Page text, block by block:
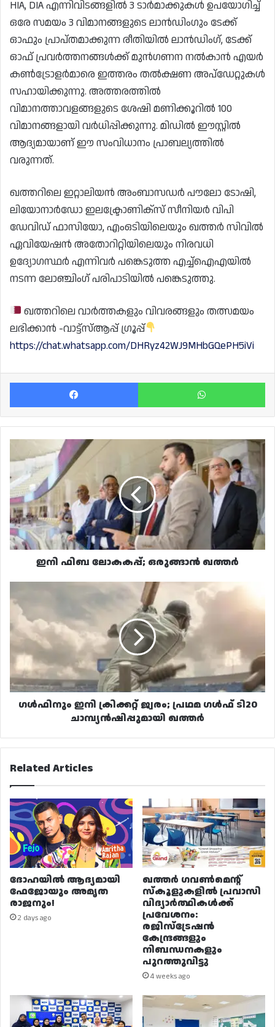
HIA, DIA എന്നിവിടങ്ങളിൽ 3 ടാർമാക്കുകൾ ഉപയോഗിച്ച്
ഒരേ സമയം 3 വിമാനങ്ങളുടെ ലാൻഡിംഗും ടേക്ക്
ഓഫും പ്രാപ്തമാക്കുന്ന രീതിയിൽ ലാൻഡിംഗ്, ടേക്ക്
ഓഫ് പ്രവർത്തനങ്ങൾക്ക് മുൻഗണന നൽകാൻ എയർ
കൺട്രോളർമാരെ ഇത്തരം തൽക്ഷണ അപ്‌ഡേറ്റുകൾ
സഹായിക്കുന്നു. അത്തരത്തിൽ
വിമാനത്താവളങ്ങളുടെ ശേഷി മണിക്കൂറിൽ 100
വിമാനങ്ങളായി വർധിപ്പിക്കുന്നു. മിഡിൽ ഈസ്റ്റിൽ
ആദ്യമായാണ് ഈ സംവിധാനം പ്രാബല്യത്തിൽ
വരുന്നത്.
ഖത്തറിലെ ഇറ്റാലിയൻ അംബാസഡർ പൗലോ ടോഷി,
ലിയോനാർഡോ ഇലക്ട്രോണിക്‌സ് സീനിയർ വിപി
ഡേവിഡ് ഫാസിയോ, എംഒടിയിലെയും ഖത്തർ സിവിൽ
ഏവിയേഷൻ അതോറിറ്റിയിലെയും നിരവധി
ഉദ്യോഗസ്ഥർ എന്നിവർ പങ്കെടുത്ത എച്ച്‌ഐഎയിൽ
നടന്ന ലോഞ്ചിംഗ് പരിപാടിയിൽ പങ്കെടുത്തു.
ഖത്തറിലെ വാർത്തകളും വിവരങ്ങളും തത്സമയം
ലഭിക്കാൻ -വാട്ട്സ്ആപ്പ് ഗ്രൂപ്പ്
https://chat.whatsapp.com/DHRyz42WJ9MHbGQePH5iVi
Facebook
ഫിബ
ലോകകപ്പ്;
ഒരുങ്ങാൻ
ഖത്തർ
ഇനി ഫിബ ലോകകപ്പ്; ഒരുങ്ങാൻ ഖത്തർ
ഇനി
ക്രിക്കറ്റ്
ജ്വരം;
പ്രഥമ
ഗൾഫ്
ടി20
ചാമ്പ്യൻഷിപ്പുമായി
ഖത്തർ
ഗൾഫിനും ഇനി ക്രിക്കറ്റ് ജ്വരം; പ്രഥമ ഗൾഫ് ടി20
ചാമ്പ്യൻഷിപ്പുമായി ഖത്തർ
Related Articles
ദോഹയിൽ ആദ്യമായി
ഫേജോയും അമൃത
രാജനും!
2 days ago
ഖത്തർ ഗവൺമെന്റ്
സ്കൂളുകളിൽ പ്രവാസി
വിദ്യാർത്ഥികൾക്ക്
പ്രവേശനം:
രജിസ്ട്രേഷൻ
കേന്ദ്രങ്ങളും
നിബന്ധനകളും
പുറത്തുവിട്ടു
4 weeks ago